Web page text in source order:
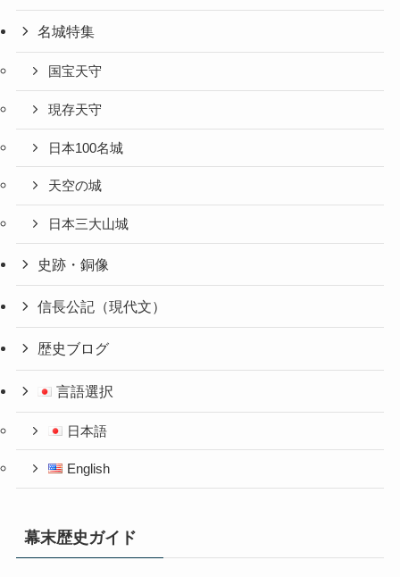
名城特集
国宝天守
現存天守
日本100名城
天空の城
日本三大山城
史跡・銅像
信長公記（現代文）
歴史ブログ
言語選択
日本語
English
幕末歴史ガイド